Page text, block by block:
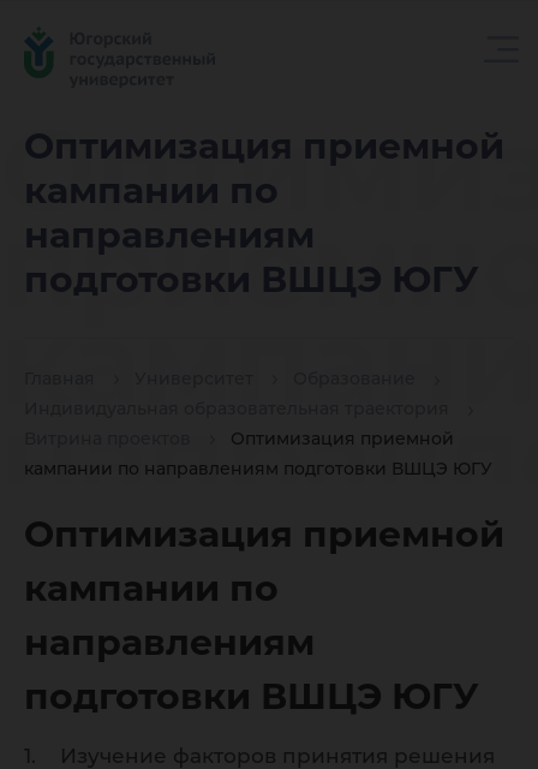
Оптимизация приемной
кампании по
направлениям
подготовки ВШЦЭ ЮГУ
Оптимизация приемной
кампании по направлениям подготовки ВШЦЭ ЮГУ
ВШЦЭ
Оптимизация приемной
кампании по
направлениям
подготовки ВШЦЭ ЮГУ
1. Изучение факторов принятия решения